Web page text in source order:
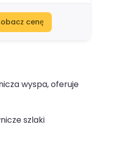
cenę
wyspa, oferuje
szlaki